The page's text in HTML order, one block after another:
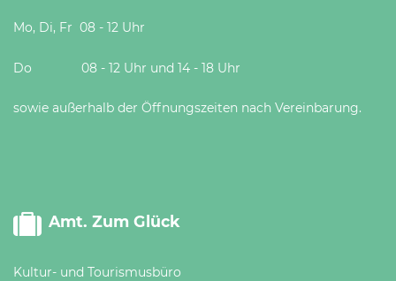
Mo, Di, Fr 08 - 12 Uhr
Do 08 - 12 Uhr und 14 - 18 Uhr
sowie außerhalb der Öffnungszeiten nach Vereinbarung.
Amt. Zum Glück
Kultur- und Tourismusbüro